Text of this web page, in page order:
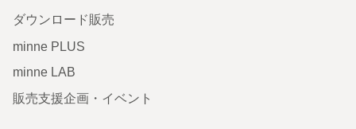
ダウンロード販売
minne PLUS
minne LAB
販売支援企画・イベント